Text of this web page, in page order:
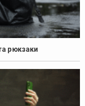
рюкзаки